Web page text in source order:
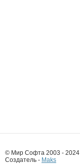
© Мир Софта 2003 - 2024
Создатель - Maks